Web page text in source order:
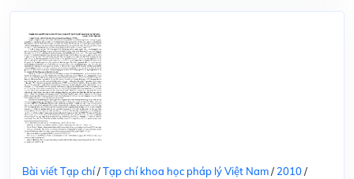
Bài viết Tạp chí/Tạp chí khoa học pháp lý Việt Nam/ 2010/